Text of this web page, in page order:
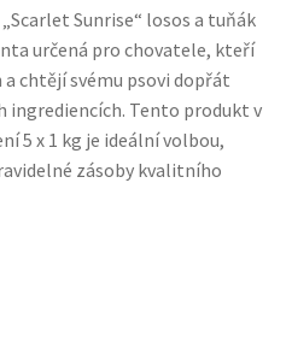
— Italské krmivo s
a přirozené složení
Sunrise“ losos a tuňák
určená pro chovatele, kteří
chtějí svému psovi dopřát
ingrediencích. Tento produkt v
5 x 1 kg je ideální volbou,
zásoby kvalitního